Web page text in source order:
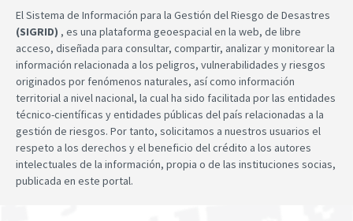
El Sistema de Información para la Gestión del Riesgo de Desastres
(SIGRID) , es una plataforma geoespacial en la web, de libre
acceso, diseñada para consultar, compartir, analizar y monitorear la
información relacionada a los peligros, vulnerabilidades y riesgos
originados por fenómenos naturales, así como información
territorial a nivel nacional, la cual ha sido facilitada por las entidades
técnico-científicas y entidades públicas del país relacionadas a la
gestión de riesgos. Por tanto, solicitamos a nuestros usuarios el
respeto a los derechos y el beneficio del crédito a los autores
intelectuales de la información, propia o de las instituciones socias,
publicada en este portal.